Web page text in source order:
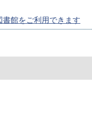
館をご利用できます